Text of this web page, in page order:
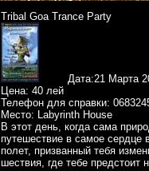
Tribal Goa Trance Party
Дата:21 Марта
Цена: 40 лей
Телефон для справки:
Место: Labyrinth House
В этот день, когда сама
путешествие в самое сердце
полет, призванный тебя
шествия, где тебе предстоит